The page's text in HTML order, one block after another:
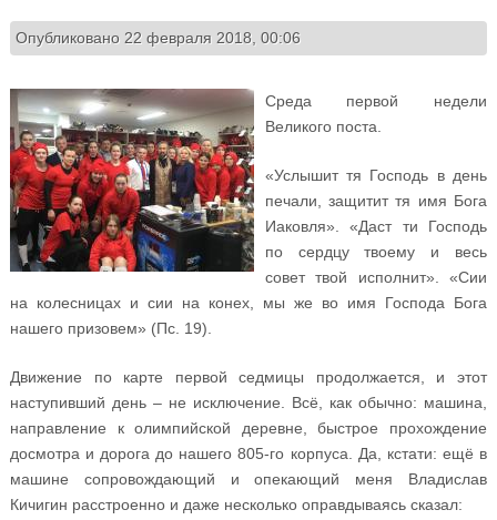
Опубликовано 22 февраля 2018, 00:06
Среда первой недели
Великого поста.
«Услышит тя Господь в день
печали, защитит тя имя Бога
Иаковля». «Даст ти Господь
по сердцу твоему и весь
совет твой исполнит». «Сии
на колесницах и сии на конех, мы же во имя Господа Бога
нашего призовем» (Пс. 19).
Движение по карте первой седмицы продолжается, и этот
наступивший день – не исключение. Всё, как обычно: машина,
направление к олимпийской деревне, быстрое прохождение
досмотра и дорога до нашего 805-го корпуса. Да, кстати: ещё в
машине сопровождающий и опекающий меня Владислав
Кичигин расстроенно и даже несколько оправдываясь сказал: